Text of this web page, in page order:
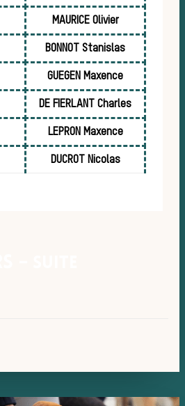
MAURICE Olivier
BONNOT Stanislas
GUEGEN Maxence
DE FIERLANT Charles
LEPRON Maxence
DUCROT Nicolas